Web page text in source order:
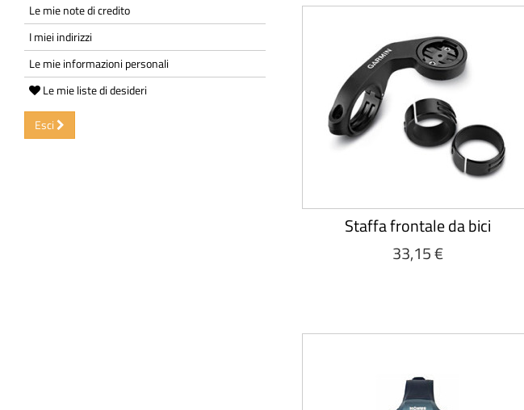
Le mie note di credito
I miei indirizzi
Le mie informazioni personali
Le mie liste di desideri
Esci
Staffa frontale da bici
33,15 €